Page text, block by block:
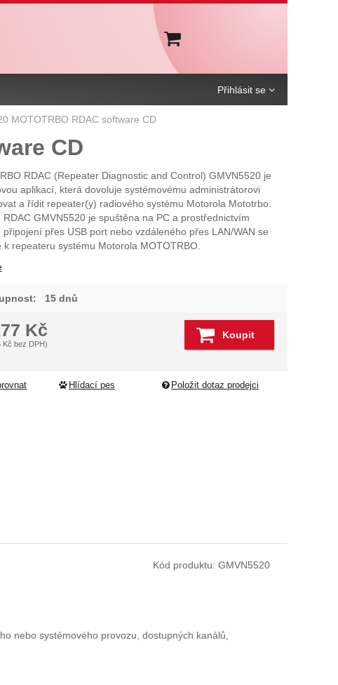
MOTOTRBO RDAC software CD
CD
RDAC (Repeater Diagnostic and Control) GMVN5520 je
aplikací, která dovoluje systémovému administrátorovi
a řídit repeater(y) radiového systému Motorola Mototrbo.
RDAC GMVN5520 je spuštěna na PC a prostřednictvím
připojení přes USB port nebo vzdáleného přes LAN/WAN se
k repeateru systému Motorola MOTOTRBO.
15 dnů
Kč
Kč bez DPH)
Koupit
Hlídací pes Položit dotaz prodejci
Kód produktu: GMVN5520
nebo systémového provozu, dostupných kanálů,
Přihlásit se